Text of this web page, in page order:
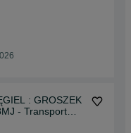
: GROSZEK
- Transport